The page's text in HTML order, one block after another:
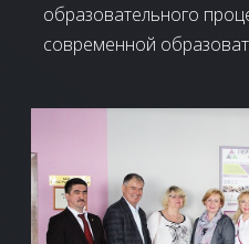
образовательного
современной